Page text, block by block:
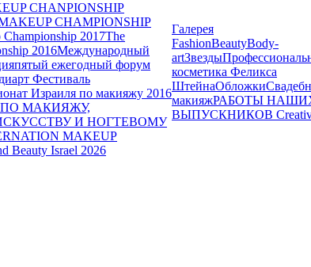
CHANPIONSHIP
CHAMPIONSHIP
2017The
2016Международный
пятый ежегодный форум
Фестиваль
Израиля по макияжу 2016
МАКИЯЖУ,
И НОГТЕВОМУ
MAKEUP
Beauty Israel 2026
Галерея
FashionBeautyBody-
artЗвезды
косметика Феликса
ШтейнаОбложки
макияжРАБОТЫ
ВЫПУСКНИКОВ